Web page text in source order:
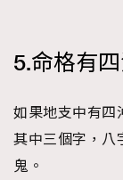
5.命格有
如果地支中有四
其中三個字，八
鬼。